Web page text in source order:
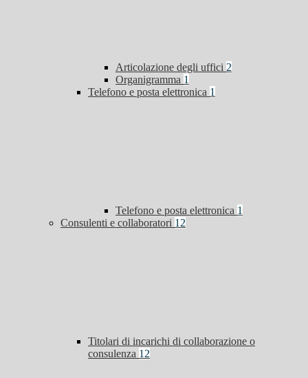
Articolazione degli uffici 2
Organigramma 1
Telefono e posta elettronica 1
Telefono e posta elettronica 1
Consulenti e collaboratori 12
Titolari di incarichi di collaborazione o
consulenza 12